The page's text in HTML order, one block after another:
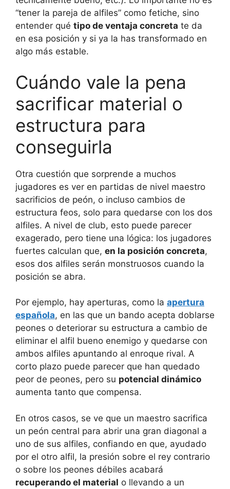
“tener la pareja de alfiles” como fetiche, sino
entender qué tipo de ventaja concreta te da
en esa posición y si ya la has transformado en
algo más estable.
Cuándo vale la pena
sacrificar material o
estructura para
conseguirla
Otra cuestión que sorprende a muchos
jugadores es ver en partidas de nivel maestro
sacrificios de peón, o incluso cambios de
estructura feos, solo para quedarse con los dos
alfiles. A nivel de club, esto puede parecer
exagerado, pero tiene una lógica: los jugadores
fuertes calculan que, en la posición concreta,
esos dos alfiles serán monstruosos cuando la
posición se abra.
Por ejemplo, hay aperturas, como la apertura
española, en las que un bando acepta doblarse
peones o deteriorar su estructura a cambio de
eliminar el alfil bueno enemigo y quedarse con
ambos alfiles apuntando al enroque rival. A
corto plazo puede parecer que han quedado
peor de peones, pero su potencial dinámico
aumenta tanto que compensa.
En otros casos, se ve que un maestro sacrifica
un peón central para abrir una gran diagonal a
uno de sus alfiles, confiando en que, ayudado
por el otro alfil, la presión sobre el rey contrario
o sobre los peones débiles acabará
recuperando el material o llevando a un